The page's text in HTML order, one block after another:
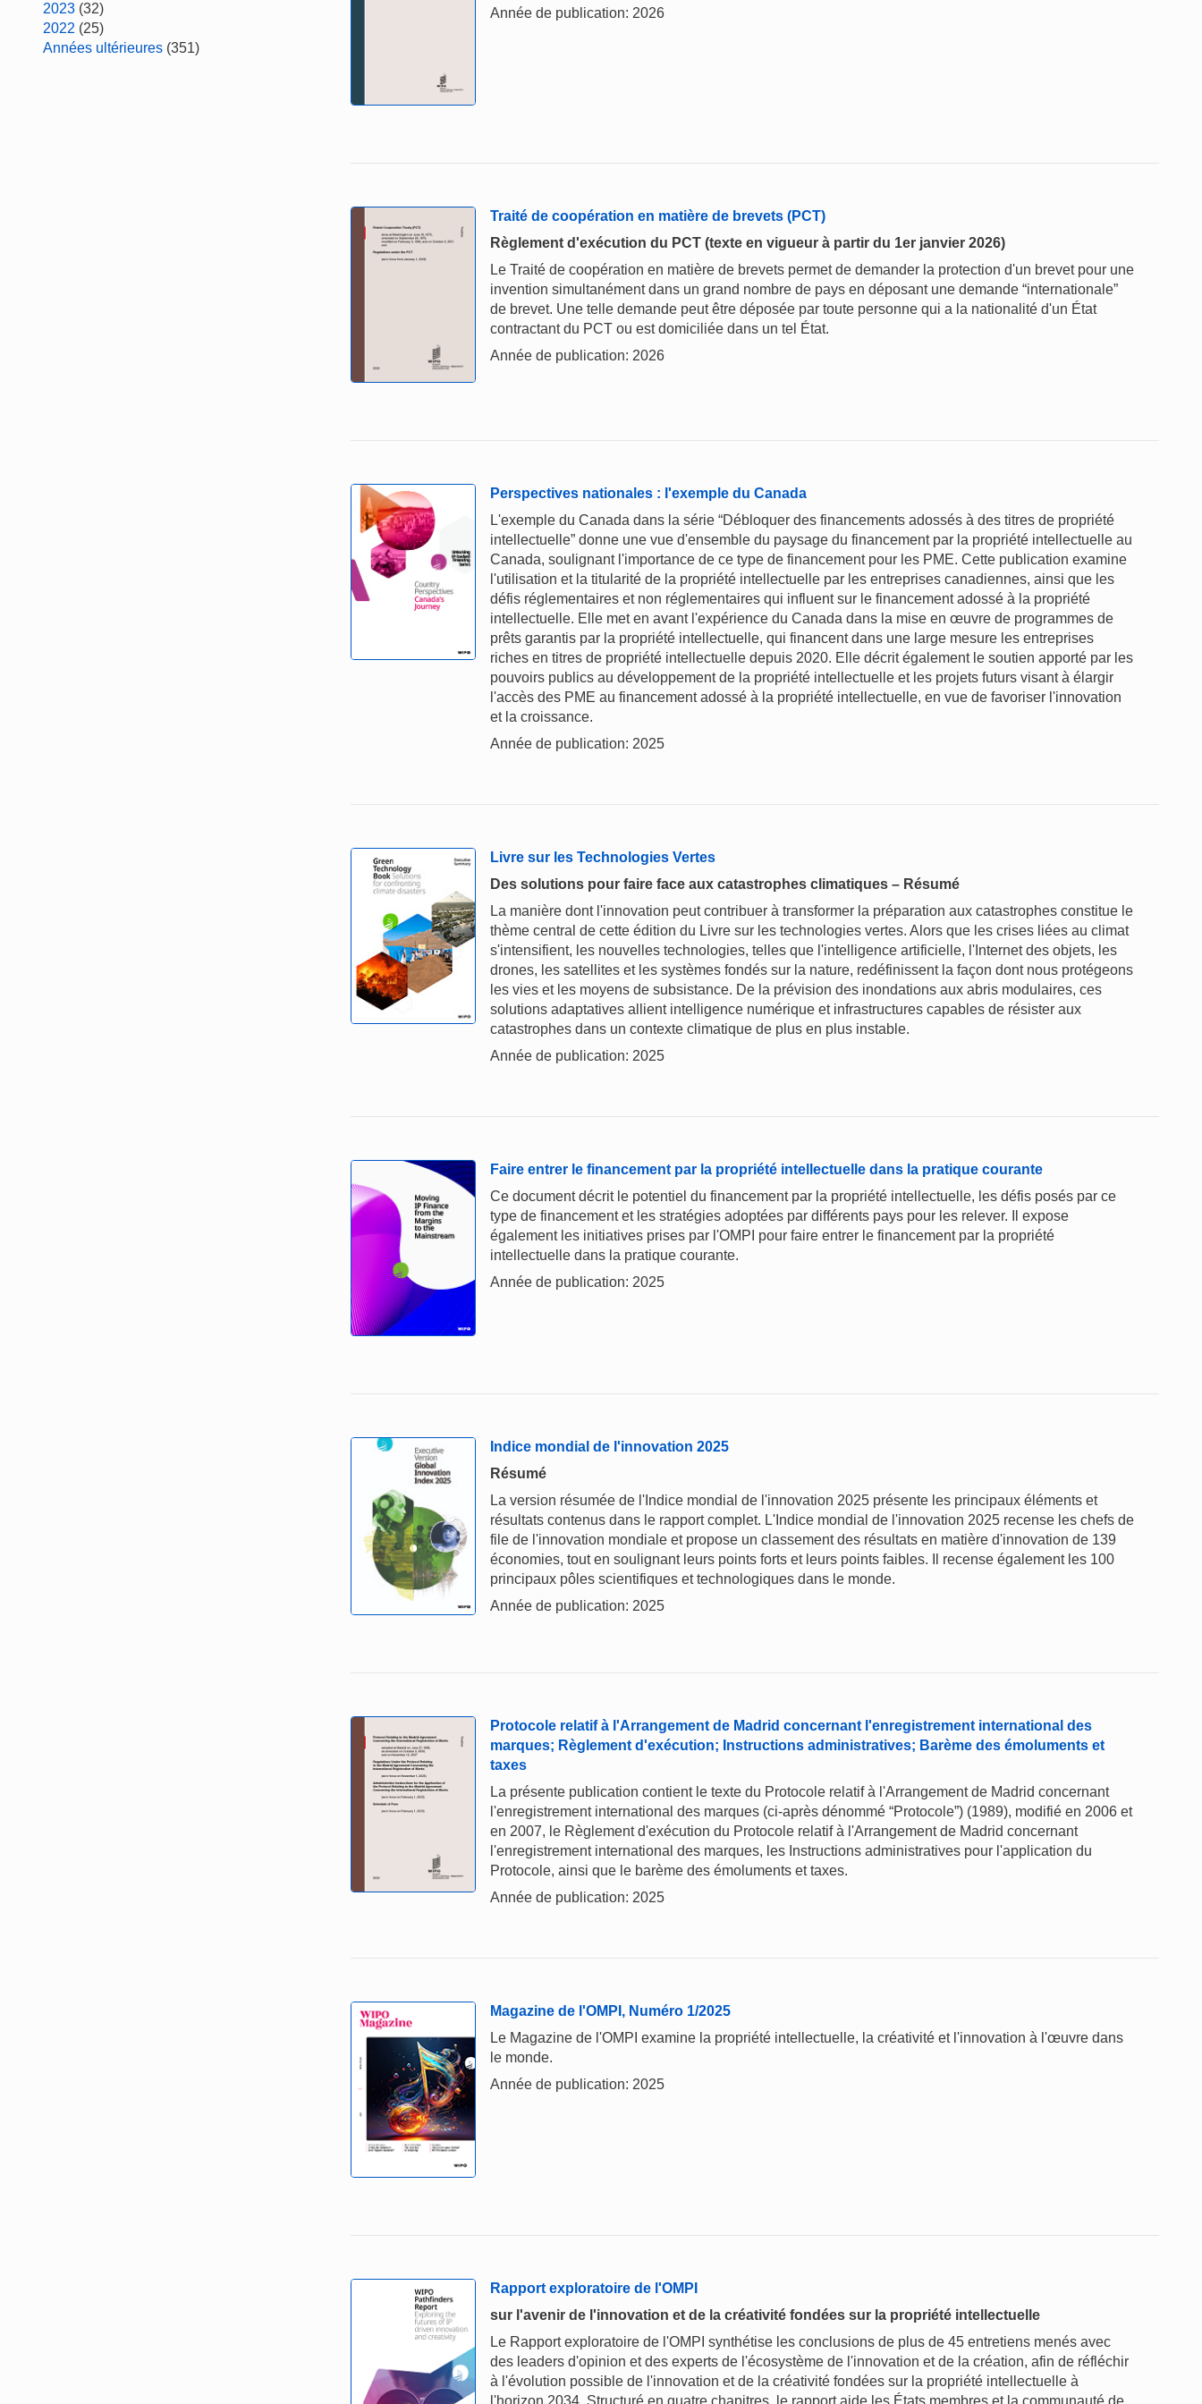
2023 (32)
2022 (25)
Années ultérieures (351)
Année de publication: 2026
Traité de coopération en matière de brevets (PCT)
Règlement d'exécution du PCT (texte en vigueur à partir du 1er janvier 2026)
Le Traité de coopération en matière de brevets permet de demander la protection d'un brevet pour une
invention simultanément dans un grand nombre de pays en déposant une demande “internationale”
de brevet. Une telle demande peut être déposée par toute personne qui a la nationalité d'un État
contractant du PCT ou est domiciliée dans un tel État.
Année de publication: 2026
Perspectives nationales : l'exemple du Canada
L'exemple du Canada dans la série “Débloquer des financements adossés à des titres de propriété
intellectuelle” donne une vue d'ensemble du paysage du financement par la propriété intellectuelle au
Canada, soulignant l'importance de ce type de financement pour les PME. Cette publication examine
l'utilisation et la titularité de la propriété intellectuelle par les entreprises canadiennes, ainsi que les
défis réglementaires et non réglementaires qui influent sur le financement adossé à la propriété
intellectuelle. Elle met en avant l'expérience du Canada dans la mise en œuvre de programmes de
prêts garantis par la propriété intellectuelle, qui financent dans une large mesure les entreprises
riches en titres de propriété intellectuelle depuis 2020. Elle décrit également le soutien apporté par les
pouvoirs publics au développement de la propriété intellectuelle et les projets futurs visant à élargir
l'accès des PME au financement adossé à la propriété intellectuelle, en vue de favoriser l'innovation
et la croissance.
Année de publication: 2025
Livre sur les Technologies Vertes
Des solutions pour faire face aux catastrophes climatiques – Résumé
La manière dont l'innovation peut contribuer à transformer la préparation aux catastrophes constitue le
thème central de cette édition du Livre sur les technologies vertes. Alors que les crises liées au climat
s'intensifient, les nouvelles technologies, telles que l'intelligence artificielle, l'Internet des objets, les
drones, les satellites et les systèmes fondés sur la nature, redéfinissent la façon dont nous protégeons
les vies et les moyens de subsistance. De la prévision des inondations aux abris modulaires, ces
solutions adaptatives allient intelligence numérique et infrastructures capables de résister aux
catastrophes dans un contexte climatique de plus en plus instable.
Année de publication: 2025
Faire entrer le financement par la propriété intellectuelle dans la pratique courante
Ce document décrit le potentiel du financement par la propriété intellectuelle, les défis posés par ce
type de financement et les stratégies adoptées par différents pays pour les relever. Il expose
également les initiatives prises par l'OMPI pour faire entrer le financement par la propriété
intellectuelle dans la pratique courante.
Année de publication: 2025
Indice mondial de l'innovation 2025
Résumé
La version résumée de l'Indice mondial de l'innovation 2025 présente les principaux éléments et
résultats contenus dans le rapport complet. L'Indice mondial de l'innovation 2025 recense les chefs de
file de l'innovation mondiale et propose un classement des résultats en matière d'innovation de 139
économies, tout en soulignant leurs points forts et leurs points faibles. Il recense également les 100
principaux pôles scientifiques et technologiques dans le monde.
Année de publication: 2025
Protocole relatif à l'Arrangement de Madrid concernant l'enregistrement international des
marques; Règlement d'exécution; Instructions administratives; Barème des émoluments et
taxes
La présente publication contient le texte du Protocole relatif à l'Arrangement de Madrid concernant
l'enregistrement international des marques (ci-après dénommé “Protocole”) (1989), modifié en 2006 et
en 2007, le Règlement d'exécution du Protocole relatif à l'Arrangement de Madrid concernant
l'enregistrement international des marques, les Instructions administratives pour l'application du
Protocole, ainsi que le barème des émoluments et taxes.
Année de publication: 2025
Magazine de l'OMPI, Numéro 1/2025
Le Magazine de l'OMPI examine la propriété intellectuelle, la créativité et l'innovation à l'œuvre dans
le monde.
Année de publication: 2025
Rapport exploratoire de l'OMPI
sur l'avenir de l'innovation et de la créativité fondées sur la propriété intellectuelle
Le Rapport exploratoire de l'OMPI synthétise les conclusions de plus de 45 entretiens menés avec
des leaders d'opinion et des experts de l'écosystème de l'innovation et de la création, afin de réfléchir
à l'évolution possible de l'innovation et de la créativité fondées sur la propriété intellectuelle à
l'horizon 2034. Structuré en quatre chapitres, le rapport aide les États membres et la communauté de